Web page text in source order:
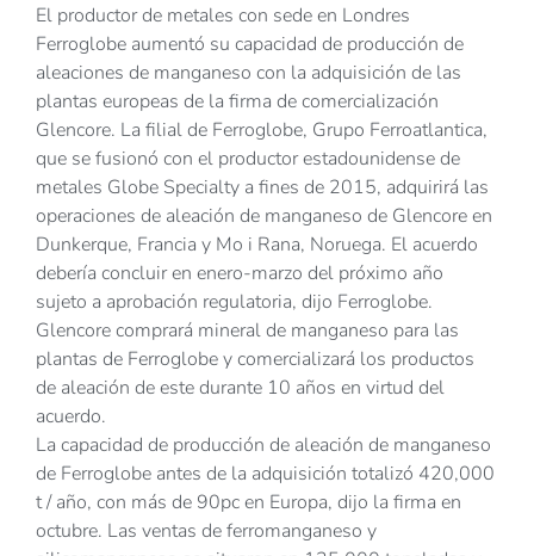
El productor de metales con sede en Londres
Ferroglobe aumentó su capacidad de producción de
aleaciones de manganeso con la adquisición de las
plantas europeas de la firma de comercialización
Glencore. La filial de Ferroglobe, Grupo Ferroatlantica,
que se fusionó con el productor estadounidense de
metales Globe Specialty a fines de 2015, adquirirá las
operaciones de aleación de manganeso de Glencore en
Dunkerque, Francia y Mo i Rana, Noruega. El acuerdo
debería concluir en enero-marzo del próximo año
sujeto a aprobación regulatoria, dijo Ferroglobe.
Glencore comprará mineral de manganeso para las
plantas de Ferroglobe y comercializará los productos
de aleación de este durante 10 años en virtud del
acuerdo.
La capacidad de producción de aleación de manganeso
de Ferroglobe antes de la adquisición totalizó 420,000
t / año, con más de 90pc en Europa, dijo la firma en
octubre. Las ventas de ferromanganeso y